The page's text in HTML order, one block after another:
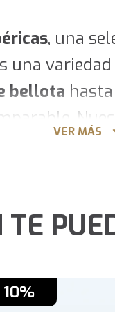
, una
una variedad
bellota
un producto
los
un
VER MÁS
- 10%